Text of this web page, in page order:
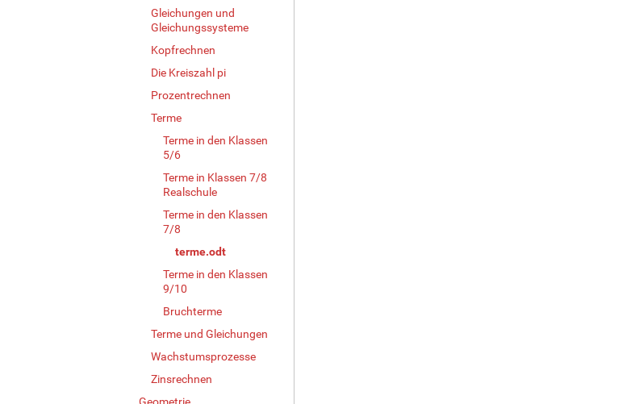
Gleichungen und
Gleichungssysteme
Kopfrechnen
Die Kreiszahl pi
Prozentrechnen
Terme
Terme in den Klassen
5/6
Terme in Klassen 7/8
Realschule
Terme in den Klassen
7/8
terme.odt
Terme in den Klassen
9/10
Bruchterme
Terme und Gleichungen
Wachstumsprozesse
Zinsrechnen
Geometrie